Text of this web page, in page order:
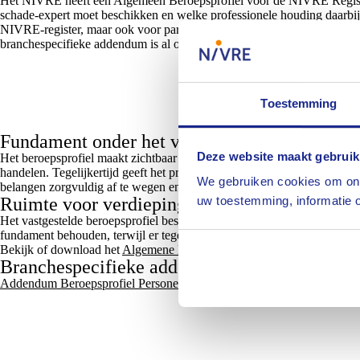
Toestemming
Deze website maakt
We gebruiken cookies om
uw toestemming, informatie
schade-expert moet beschikken en welke professionele houding
NIVRE-register, maar ook voor partijen daarbuiten. Naast dit
branchespecifieke addendum is al ontwikkeld, namelijk voor de
Fundament onder het vak
Het beroepsprofiel maakt zichtbaar wat de beroepsgroep verbindt.
handelen. Tegelijkertijd geeft het profiel inzicht in de complexiteit van
belangen zorgvuldig af te wegen en tot een goed onderbouwd
Ruimte voor verdieping
Het vastgestelde beroepsprofiel beschrijft de gezamenlijke basis van
fundament behouden, terwijl er tegelijkertijd ruimte is voor verdieping
Bekijk of download het Algemene Beroepsprofiel
Branchespecifieke addenda
Addendum Beroepsprofiel Personenschade (PDF)